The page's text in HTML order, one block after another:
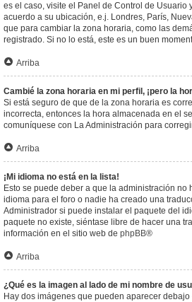
es el caso, visite el Panel de Control de Usuario
acuerdo a su ubicación, e.j. Londres, París,
que para cambiar la zona horaria, como las
registrado. Si no lo está, este es un buen
Arriba
Cambié la zona horaria en mi perfil, ¡pero la
Si está seguro de que de la zona horaria es
incorrecta, entonces la hora almacenada en el
comuníquese con La Administración para
Arriba
¡Mi idioma no está en la lista!
Esto se puede deber a que la administración no
idioma para el foro o nadie ha creado una
Administrador si puede instalar el paquete del
paquete no existe, siéntase libre de hacer una
información en el sitio web de phpBB®
Arriba
¿Qué es la imagen al lado de mi nombre de
Hay dos imágenes que pueden aparecer